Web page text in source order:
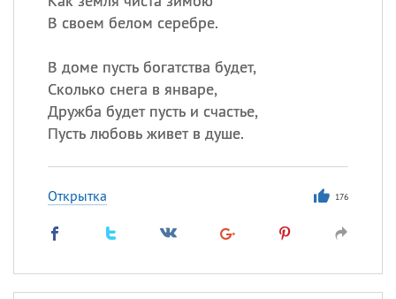
В своем белом серебре.
В доме пусть богатства будет,
Сколько снега в январе,
Дружба будет пусть и счастье,
Пусть любовь живет в душе.
Открытка 176